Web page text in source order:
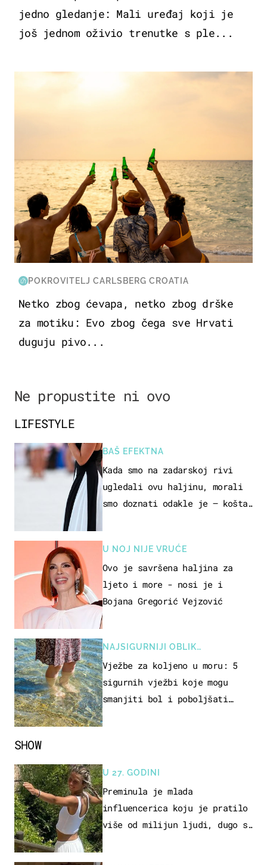
jedno gledanje: Mali uređaj koji je
još jednom oživio trenutke s ple...
POKROVITELJ CARLSBERG CROATIA
Netko zbog ćevapa, netko zbog drške
za motiku: Evo zbog čega sve Hrvati
duguju pivo...
Ne propustite ni ovo
SHOW
U 27. GODINI
Preminula je mlada
influencerica koju je pratilo
više od milijun ljudi, dugo se
LIFESTYLE
BAŠ EFEKTNA
Kada smo na zadarskoj rivi
ugledali ovu haljinu, morali
smo doznati odakle je – košta
U NOJ NIJE VRUĆE
Ovo je savršena haljina za
ljeto i more - nosi je i
Bojana Gregorić Vejzović
NAJSIGURNIJI OBLIK
REKREACIJE
Vježbe za koljeno u moru: 5
sigurnih vježbi koje mogu
smanjiti bol i poboljšati